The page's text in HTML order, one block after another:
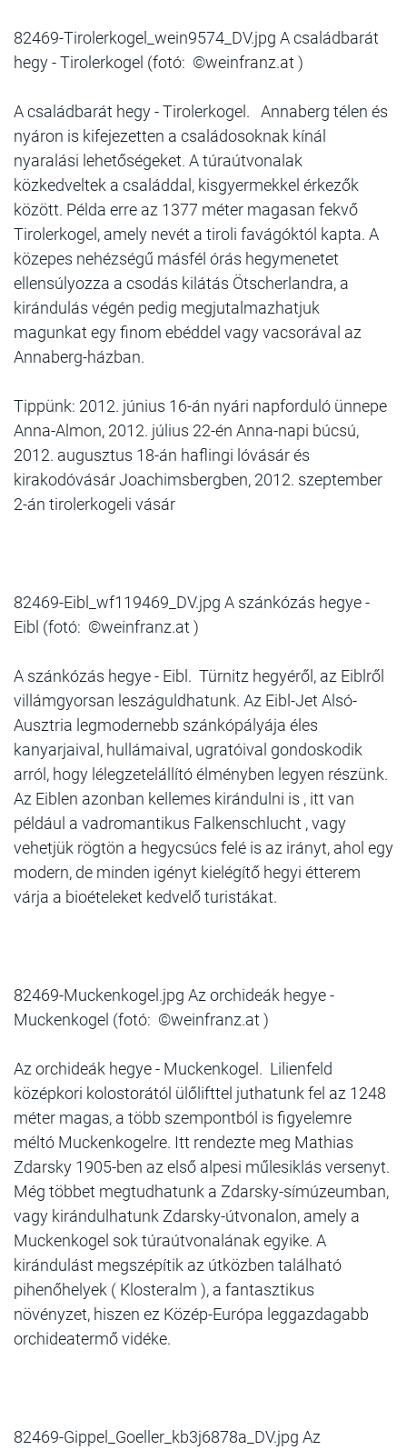
82469-Tirolerkogel_wein9574_DV.jpg A családbarát
hegy - Tirolerkogel (fotó: ©weinfranz.at )
A családbarát hegy - Tirolerkogel. Annaberg télen és
nyáron is kifejezetten a családosoknak kínál
nyaralási lehetőségeket. A túraútvonalak
közkedveltek a családdal, kisgyermekkel érkezők
között. Példa erre az 1377 méter magasan fekvő
Tirolerkogel, amely nevét a tiroli favágóktól kapta. A
közepes nehézségű másfél órás hegy­menetet
ellensúlyozza a csodás kilátás Ötscherlandra, a
kirándulás végén pedig megjutalmazhatjuk
magunkat egy finom ebéddel vagy vacsorával az
Annaberg-házban.
Tippünk: 2012. június 16-án nyári napforduló ünnepe
Anna-Almon, 2012. július 22-én Anna-napi búcsú,
2012. augusztus 18-án haflingi lóvásár és
kirakodóvásár Joachimsbergben, 2012. szeptember
2-án tirolerkogeli vásár
82469-Eibl_wf119469_DV.jpg A szánkózás hegye -
Eibl (fotó: ©weinfranz.at )
A szánkózás hegye - Eibl. Türnitz hegyéről, az Eiblről
villámgyorsan leszáguldhatunk. Az Eibl-Jet Alsó-
Ausztria legmodernebb szánkópályája éles
kanyarjaival, hullámaival, ugratóival gondoskodik
arról, hogy lélegzetelállító élményben legyen részünk.
Az Eiblen azonban kellemes kirándulni is , itt van
például a vadromantikus Falkenschlucht , vagy
vehetjük rögtön a hegycsúcs felé is az irányt, ahol egy
modern, de minden igényt kielégítő hegyi étterem
várja a bioételeket kedvelő turistákat.
82469-Muckenkogel.jpg Az orchideák hegye -
Muckenkogel (fotó: ©weinfranz.at )
Az orchideák hegye - Muckenkogel. Lilienfeld
középkori kolostorától ülőlifttel juthatunk fel az 1248
méter magas, a több szempontból is figyelemre
méltó Muckenkogelre. Itt rendezte meg Mathias
Zdarsky 1905-ben az első alpesi műlesiklás versenyt.
Még többet megtudhatunk a Zdarsky-símúzeumban,
vagy kirándulhatunk Zdarsky-útvonalon, amely a
Muckenkogel sok túraútvonalának egyike. A
kirándulást megszépítik az útközben található
pihenőhelyek ( Klosteralm ), a fantasztikus
növényzet, hiszen ez Közép-Európa leggazdagabb
orchideatermő vidéke.
82469-Gippel_Goeller_kb3j6878a_DV.jpg Az